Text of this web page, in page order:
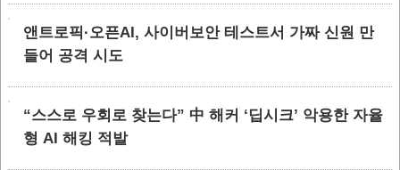
앤트로픽·오픈AI, 사이버보안 테스트서 가짜 신원 만
들어 공격 시도
“스스로 우회로 찾는다” 中 해커 ‘딥시크’ 악용한 자율
형 AI 해킹 적발